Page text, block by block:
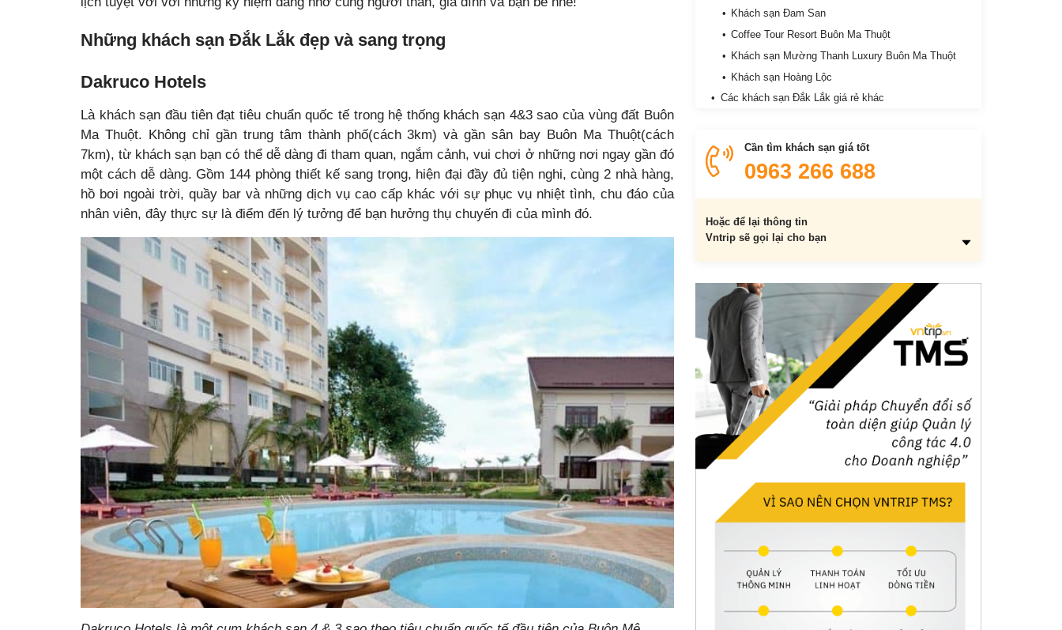
Những khách sạn Đắk Lắk đẹp và sang trọng
Dakruco Hotels
Là khách sạn đầu tiên đạt tiêu chuẩn quốc tế trong hệ thống khách sạn 4&3 sao của vùng đất Buôn
Ma Thuột. Không chỉ gần trung tâm thành phố(cách 3km) và gần sân bay Buôn Ma Thuột(cách
7km), từ khách sạn bạn có thể dễ dàng đi tham quan, ngắm cảnh, vui chơi ở những nơi ngay gần đó
một cách dễ dàng. Gồm 144 phòng thiết kế sang trọng, hiện đại đầy đủ tiện nghi, cùng 2 nhà hàng,
hồ bơi ngoài trời, quầy bar và những dịch vụ cao cấp khác với sự phục vụ nhiệt tình, chu đáo của
nhân viên, đây thực sự là điểm đến lý tưởng để bạn hưởng thụ chuyến đi của mình đó.
Khách sạn Đam San
Coffee Tour Resort Buôn Ma Thuột
Khách sạn Mường Thanh Luxury Buôn Ma Thuột
Khách sạn Hoàng Lộc
Các khách sạn Đắk Lắk giá rẻ khác
Khách sạn Thanh Bình Đắk Lắk
Khách sạn Cao Nguyên Đắk Lắk
Khách sạn Eden
An Nhiên Hotel
Cần tìm khách sạn giá tốt
0963 266 688
Hoặc để lại thông tin
Vntrip sẽ gọi lại cho bạn